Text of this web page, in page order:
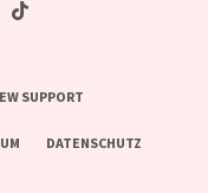
SUPPORT
DATENSCHUTZ